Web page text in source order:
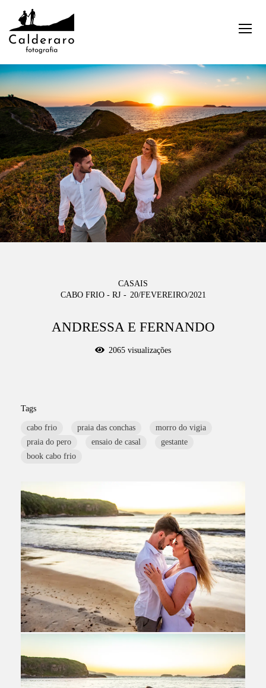
CASAIS
CABO FRIO - RJ
20/FEVEREIRO/2021
ANDRESSA E FERNANDO
2065 visualizações
Tags
cabo frio praia das conchas
morro do vigia
praia do pero
ensaio de casal
gestante
book cabo frio